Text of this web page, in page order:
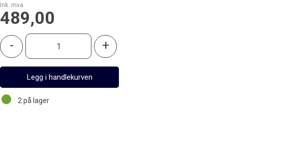
Ink. mva
489,00
- +
2 på lager